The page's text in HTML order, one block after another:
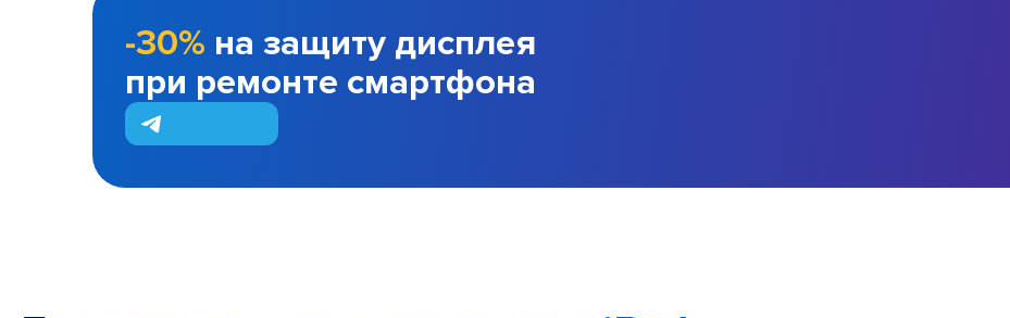
-30% на защиту дисплея
при ремонте смартфона